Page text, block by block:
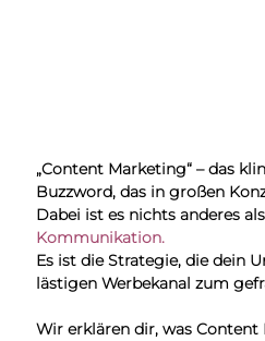
„Content Marketing“ – das
Buzzword, das in großen
Dabei ist es nichts anderes als
Kommunikation.
Es ist die Strategie, die dein
lästigen Werbekanal zum
Wir erklären dir, was